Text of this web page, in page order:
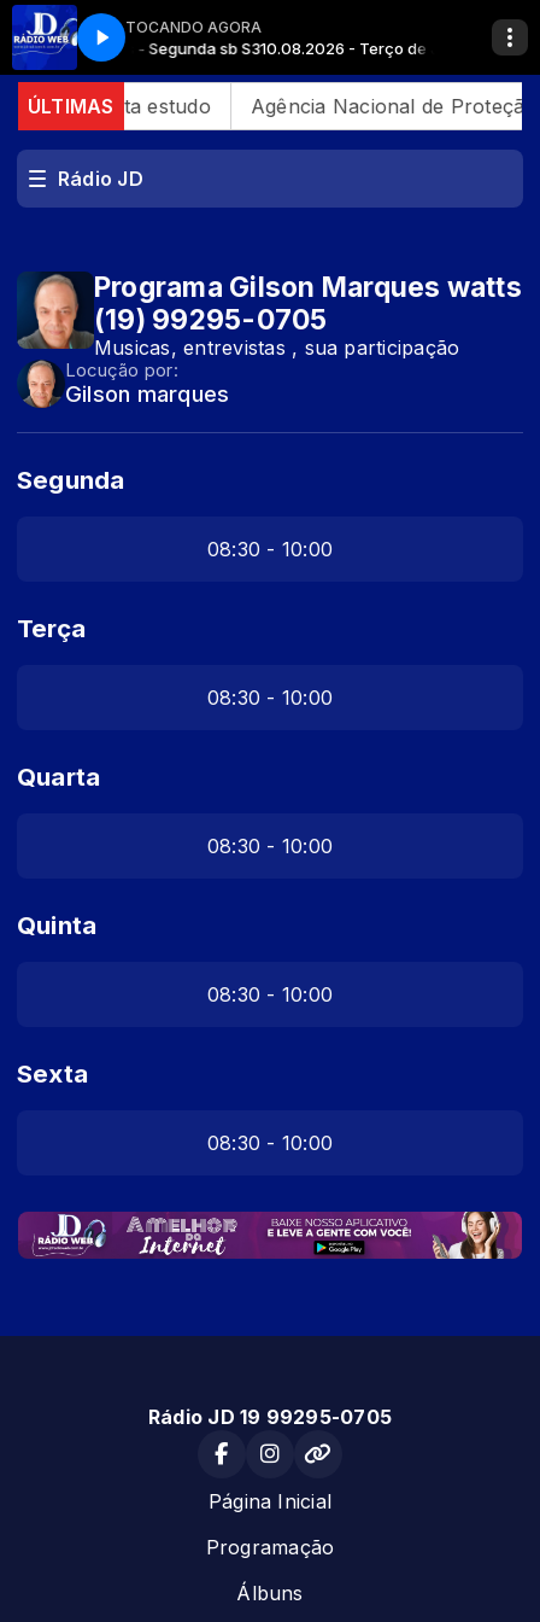
TOCANDO AGORA
Chagas - Segunda sb S310.08.2026 - Terço de Jesus das
ÚLTIMAS
aponta estudo Agência Nacional de
Rádio JD
Programa Gilson Marques watts
(19) 99295-0705
Musicas, entrevistas , sua participação
Locução por:
Gilson marques
Segunda
08:30 - 10:00
Terça
08:30 - 10:00
Quarta
08:30 - 10:00
Quinta
08:30 - 10:00
Sexta
08:30 - 10:00
Rádio JD 19 99295-0705
Página Inicial
Programação
Álbuns